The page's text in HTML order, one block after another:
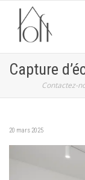
Capture
Contactez-
20 mars 2025